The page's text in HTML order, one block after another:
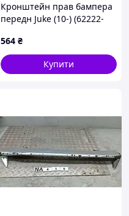
Кронштейн прав бампера
передн Juke (10-) (62222-
564 ₴
Купити